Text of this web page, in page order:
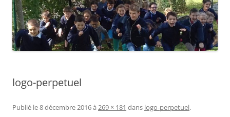
logo-perpetuel
Publié le8 décembre 2016à 269 × 181 dans logo-perpetuel.